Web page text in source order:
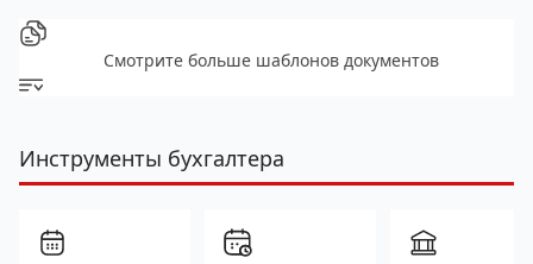
Смотрите больше шаблонов документов
Инструменты бухгалтера